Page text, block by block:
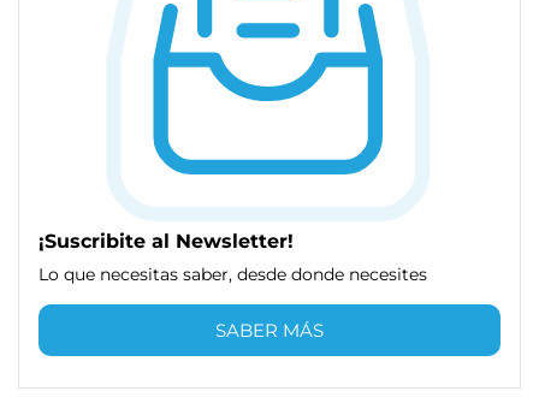
¡Suscribite al Newsletter!
Lo que necesitas saber, desde donde necesites
SABER MÁS